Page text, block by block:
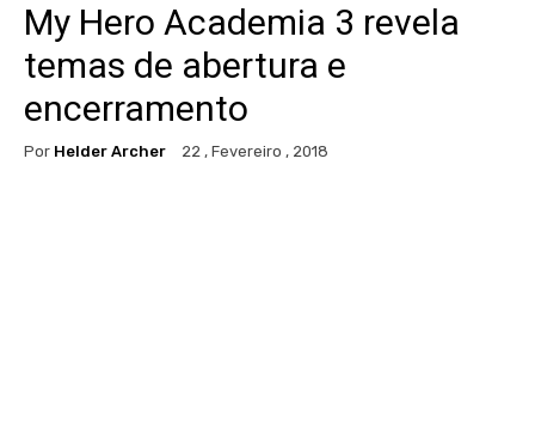
My Hero Academia 3 revela
temas de abertura e
encerramento
Por Helder Archer 22 , Fevereiro , 2018